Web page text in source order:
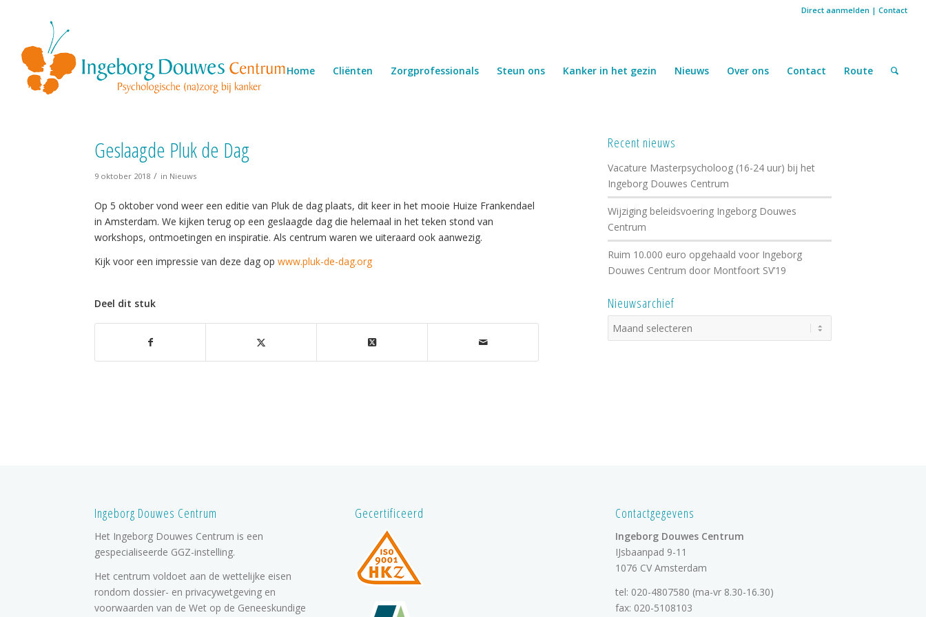
Direct aanmelden |Contact
Home Cliënten Zorgprofessionals Steun ons Kanker in het gezin Nieuws Over ons Contact Route
Geslaagde Pluk de Dag
9 oktober 2018 / in Nieuws
Op 5 oktober vond weer een editie van Pluk de dag plaats, dit keer in het mooie Huize Frankendael
in Amsterdam. We kijken terug op een geslaagde dag die helemaal in het teken stond van
workshops, ontmoetingen en inspiratie. Als centrum waren we uiteraard ook aanwezig.
Kijk voor een impressie van deze dag op www.pluk-de-dag.org
Deel dit stuk
Recent nieuws
Vacature Masterpsycholoog (16-24 uur) bij het
Ingeborg Douwes Centrum
Wijziging beleidsvoering Ingeborg Douwes
Centrum
Ruim 10.000 euro opgehaald voor Ingeborg
Douwes Centrum door Montfoort SV’19
Nieuwsarchief
Ingeborg Douwes Centrum
Het Ingeborg Douwes Centrum is een
gespecialiseerde GGZ-instelling.
Het centrum voldoet aan de wettelijke eisen
rondom dossier- en privacywetgeving en
voorwaarden van de Wet op de Geneeskundige
Gecertificeerd Contactgegevens
Ingeborg Douwes Centrum
IJsbaanpad 9-11
1076 CV Amsterdam
tel: 020-4807580 (ma-vr 8.30-16.30)
fax: 020-5108103